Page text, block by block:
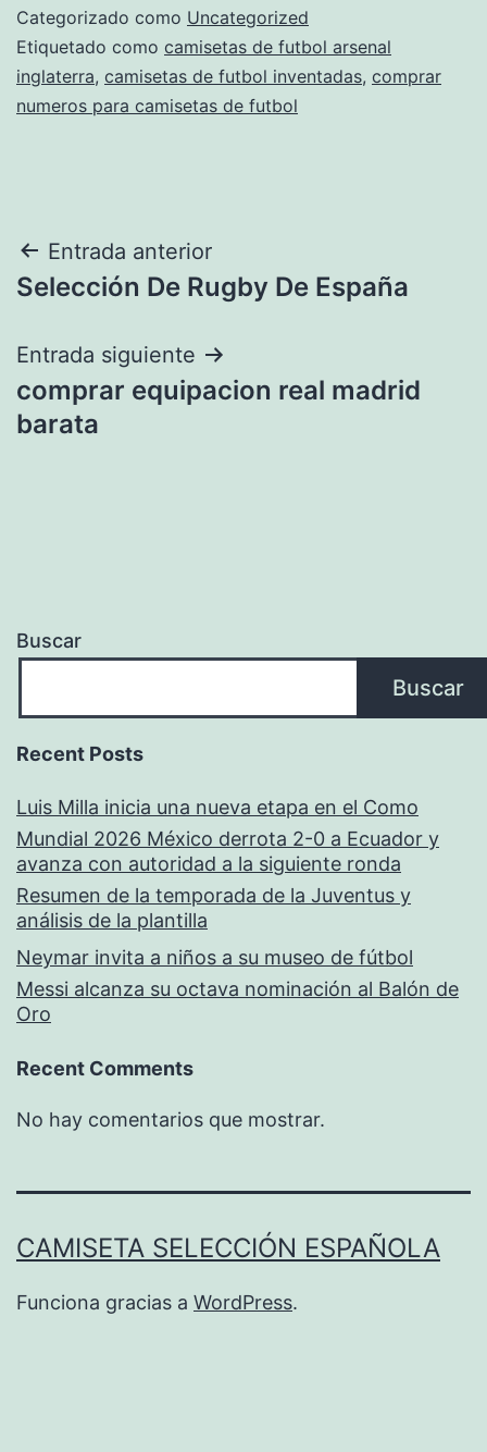
Categorizado como Uncategorized
Etiquetado como camisetas de futbol arsenal
inglaterra, camisetas de futbol inventadas, comprar
numeros para camisetas de futbol
Navegación
de
entradas
Entrada anterior
Selección De Rugby De España
Entrada siguiente
comprar equipacion real madrid
barata
Buscar
Buscar
Recent Posts
Luis Milla inicia una nueva etapa en el Como
Mundial 2026 México derrota 2-0 a Ecuador y
avanza con autoridad a la siguiente ronda
Resumen de la temporada de la Juventus y
análisis de la plantilla
Neymar invita a niños a su museo de fútbol
Messi alcanza su octava nominación al Balón de
Oro
Recent Comments
No hay comentarios que mostrar.
CAMISETA SELECCIÓN ESPAÑOLA
Funciona gracias a WordPress.